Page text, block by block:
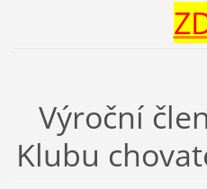
Výroční
Klubu